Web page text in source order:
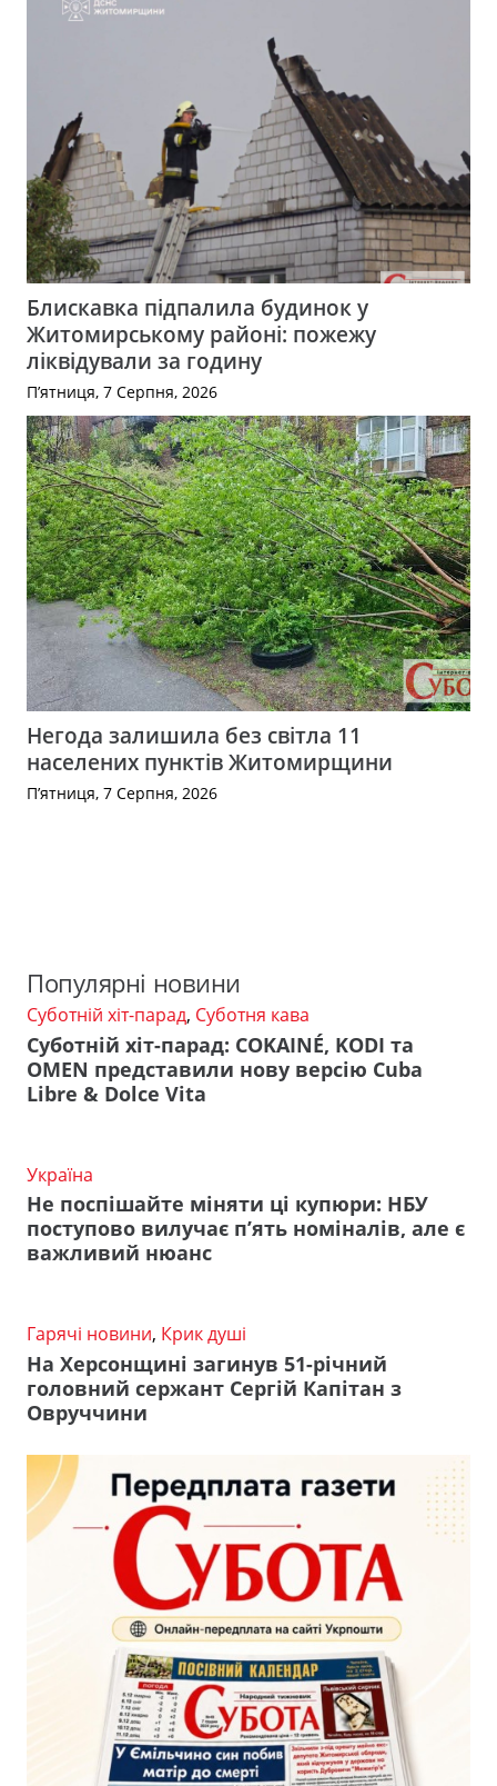
Блискавка підпалила будинок у
Житомирському районі: пожежу
ліквідували за годину
П’ятниця, 7 Серпня, 2026
Негода залишила без світла 11
населених пунктів Житомирщини
П’ятниця, 7 Серпня, 2026
Популярні новини
Суботній хіт-парад, Суботня кава
Суботній хіт-парад: COKAINÉ, KODI та
OMEN представили нову версію Cuba
Libre & Dolce Vita
Україна
Не поспішайте міняти ці купюри: НБУ
поступово вилучає п’ять номіналів, але є
важливий нюанс
Гарячі новини, Крик душі
На Херсонщині загинув 51-річний
головний сержант Сергій Капітан з
Овруччини